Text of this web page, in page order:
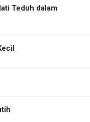
Teduh dalam